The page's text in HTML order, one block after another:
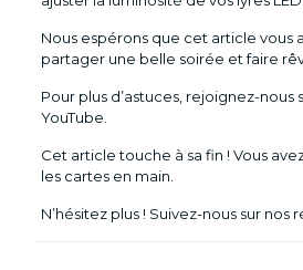
Nous espérons que cet article vous
partager une belle soirée et faire
Pour plus d’astuces, rejoignez-nous
YouTube.
Cet article touche à sa fin ! Vous
les cartes en main.
N’hésitez plus ! Suivez-nous sur nos